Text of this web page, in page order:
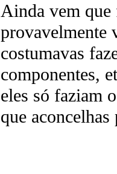
Ainda vem que
provavelmente
costumavas
componentes,
eles só faziam
que aconcelhas